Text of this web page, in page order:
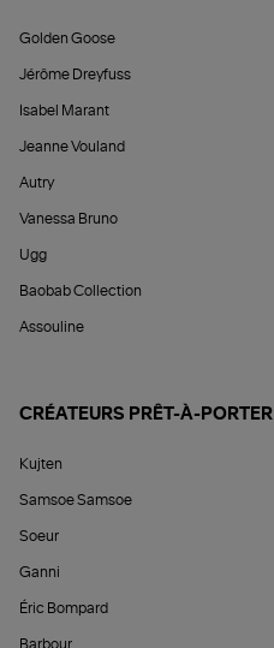
Golden Goose
Jérôme Dreyfuss
Isabel Marant
Jeanne Vouland
Autry
Vanessa Bruno
Ugg
Baobab Collection
Assouline
CRÉATEURS PRÊT-À-PORTER
Kujten
Samsoe Samsoe
Soeur
Ganni
Éric Bompard
Barbour